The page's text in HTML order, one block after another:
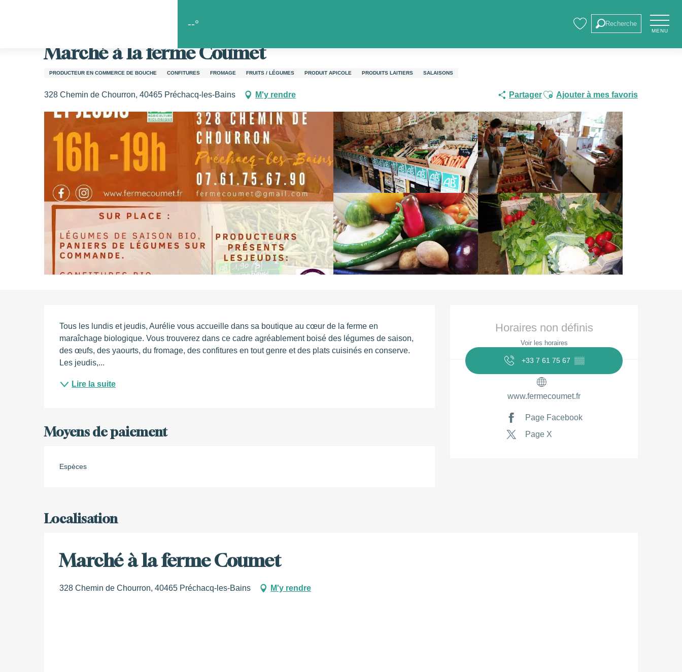
--°
Recherche
MENU
Marché à la ferme Coumet
PRODUCTEUR EN COMMERCE DE BOUCHE CONFITURES FROMAGE FRUITS / LÉGUMES PRODUIT APICOLE PRODUITS LAITIERS SALAISONS
328 Chemin de Chourron, 40465 Préchacq-les-Bains M'y rendre PartagerAjouter aux favoris
Ajouter à mes favoris
Ouverture et coordonnées
Horaires non définis
Voir les horaires
+33 7 61 75 67 ▒▒
www.fermecoumet.fr
Page Facebook
Page X
Description
Tous les lundis et jeudis, Aurélie vous accueille dans sa boutique au cœur de la ferme en
maraîchage biologique. Vous trouverez dans ce cadre agréablement boisé des légumes de saison,
des œufs, des yaourts, du fromage, des confitures en tout genre et des plats cuisinés en conserve.
Les jeudis,...
Lire la suite
Moyens de paiement
Espèces
Localisation
Marché à la ferme Coumet
328 Chemin de Chourron, 40465 Préchacq-les-Bains M'y rendre